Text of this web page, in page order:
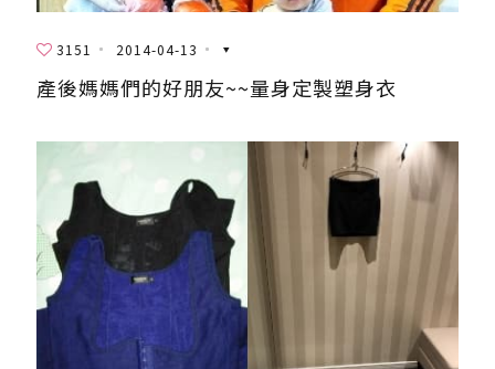
3151 2014-04-13
產後媽媽們的好朋友~~量身定製塑身衣